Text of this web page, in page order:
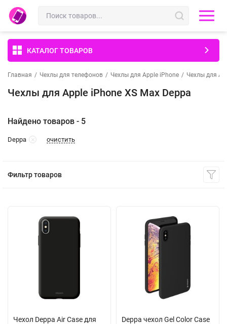
КАТАЛОГ ТОВАРОВ
Главная / Чехлы для телефонов / Чехлы для Apple iPhone / Чехлы для
Чехлы для Apple iPhone XS Max Deppa
Найдено товаров - 5
Deppa очистить
Фильтр товаров
Чехол Deppa Air Case для
Deppa чехол Gel Color Case